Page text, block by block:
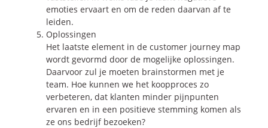
emoties ervaart en om de reden daarvan af te
leiden.
Oplossingen
Het laatste element in de customer journey map
wordt gevormd door de mogelijke oplossingen.
Daarvoor zul je moeten brainstormen met je
team. Hoe kunnen we het koopproces zo
verbeteren, dat klanten minder pijnpunten
ervaren en in een positieve stemming komen als
ze ons bedrijf bezoeken?